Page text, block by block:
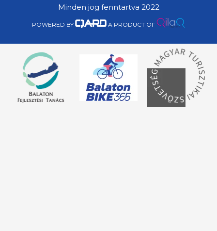
Minden jog fenntartva 2022
POWERED BY A PRODUCT OF